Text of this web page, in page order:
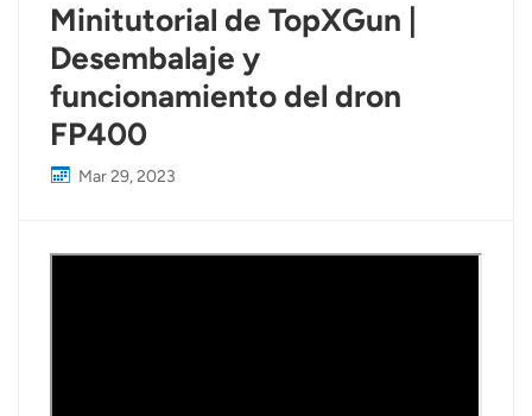
Türkçe
Tiếng Việt
Minitutorial de TopXGun |
Desembalaje y
funcionamiento del dron
FP400
Mar 29, 2023